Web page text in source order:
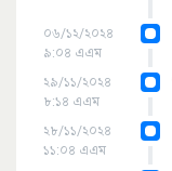
০৬/১২/২০২৪
৯:০৪ এএম
২৯/১১/২০২৪
৮:১৪ এএম
২৮/১১/২০২৪
১১:০৪ এএম